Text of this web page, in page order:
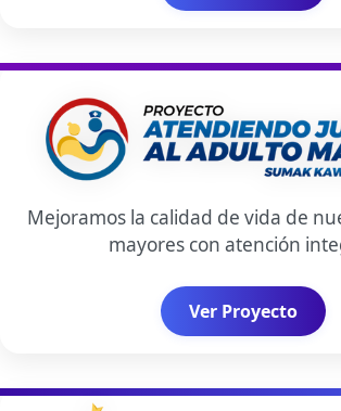
Mejoramos la calidad de vida de
mayores con atención
Ver Proyecto